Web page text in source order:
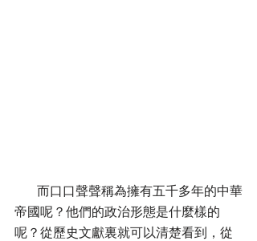
帝國呢？他們的政治形態是什麼樣的
呢？從歷史文獻裏就可以清楚看到，從